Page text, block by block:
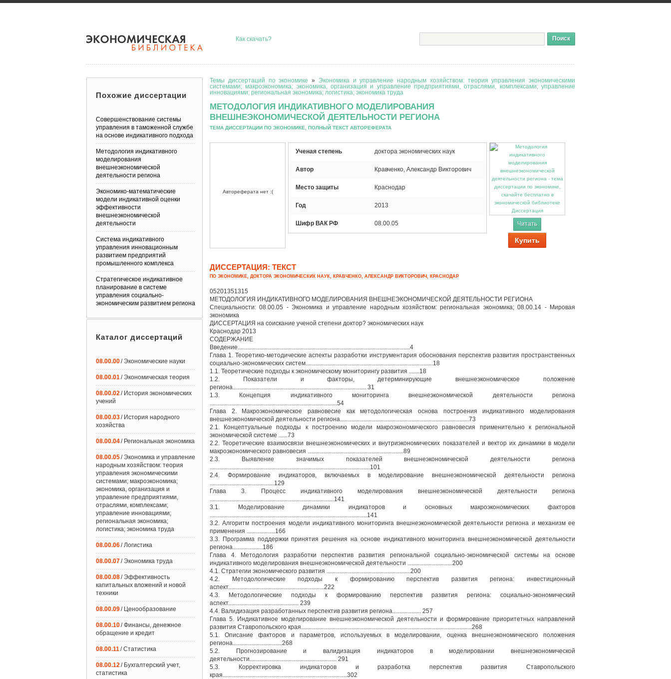
Как скачать?
Темы диссертаций по экономике » Экономика и управление народным хозяйством: теория управления экономическими
системами; макроэкономика; экономика, организация и управление предприятиями, отраслями, комплексами; управление
инновациями; региональная экономика; логистика; экономика труда
МЕТОДОЛОГИЯ ИНДИКАТИВНОГО МОДЕЛИРОВАНИЯ
ВНЕШНЕЭКОНОМИЧЕСКОЙ ДЕЯТЕЛЬНОСТИ РЕГИОНА
ТЕМА ДИССЕРТАЦИИ ПО ЭКОНОМИКЕ, ПОЛНЫЙ ТЕКСТ АВТОРЕФЕРАТА
Автореферата нет :(
Ученая степень доктора экономических наук
Автор Кравченко, Александр Викторович
Место защиты Краснодар
Год 2013
Шифр ВАК РФ 08.00.05
Диссертация
Читать
Купить
ДИССЕРТАЦИЯ: ТЕКСТ
ПО ЭКОНОМИКЕ, ДОКТОРА ЭКОНОМИЧЕСКИХ НАУК, КРАВЧЕНКО, АЛЕКСАНДР ВИКТОРОВИЧ, КРАСНОДАР
05201351315
МЕТОДОЛОГИЯ ИНДИКАТИВНОГО МОДЕЛИРОВАНИЯ ВНЕШНЕЭКОНОМИЧЕСКОЙ ДЕЯТЕЛЬНОСТИ РЕГИОНА
Специальности: 08.00.05 - Экономика и управление народным хозяйством: региональная экономика; 08.00.14 - Мировая
экономика
ДИССЕРТАЦИЯ на соискание ученой степени доктор? экономических наук
Краснодар 2013
СОДЕРЖАНИЕ
Введение...................................................................................................................4
Глава 1. Теоретико-методические аспекты разработки инструментария обоснования перспектив развития пространственных
социально-экономических систем.....................................................................................18
1.1. Теоретические подходы к экономическому мониторингу развития .......18
1.2. Показатели и факторы, детерминирующие внешнеэкономическое положение
региона......................................................................................... 31
1.3. Концепция индикативного мониторинга внешнеэкономической деятельности региона
.....................................................................................54
Глава 2. Макроэкономическое равновесие как методологическая основа построения индикативного моделирования
внешнеэкономической деятельности региона......................................................................................73
2.1. Концептуальные подходы к построению модели макроэкономического равновесия применительно к региональной
экономической системе ......73
2.2. Теоретические взаимосвязи внешнеэкономических и внутриэкономических показателей и вектор их динамики в модели
макроэкономического равновесия ................................................................89
2.3. Выявление значимых показателей внешнеэкономической деятельности региона
...........................................................................................................101
2.4. Формирование индикаторов, включаемых в моделирование внешнеэкономической деятельности региона
...........................................129
Глава 3. Процесс индикативного моделирования внешнеэкономической деятельности региона
...................................................................................141
3.1. Моделирование динамики индикаторов и основных макроэкономических факторов
.........................................................................................................141
3.2. Алгоритм построения модели индикативного мониторинга внешнеэкономической деятельности региона и механизм ее
применения ...................166
3.3. Программа поддержки принятия решения на основе индикативного мониторинга внешнеэкономической деятельности
региона....................186
Глава 4. Методология разработки перспектив развития региональной социально-экономической системы на основе
индикативного моделирования внешнеэкономической деятельности ..............................200
4.1. Стратегии экономического развития ........................................................200
4.2. Методологические подходы к формированию перспектив развития региона: инвестиционный
аспект................................................................222
4.3. Методологические подходы к формированию перспектив развития региона: социально-экономический
аспект............................................... 239
4.4. Валидизация разработанных перспектив развития региона................... 257
Глава 5. Индикативное моделирование внешнеэкономической деятельности и формирование приоритетных направлений
развития Ставропольского края..................................................................................................................268
5.1. Описание факторов и параметров, используемых в моделировании, оценка внешнеэкономического положения
региона.................................268
5.2. Прогнозирование и валидизация индикаторов в моделировании внешнеэкономической
деятельности.......................................................... 291
5.3. Корректировка индикаторов и разработка перспектив развития Ставропольского
края...................................................................................302
Похожие диссертации
Совершенствование системы
управления в таможенной службе
на основе индикативного подхода
Методология индикативного
моделирования
внешнеэкономической
деятельности региона
Экономико-математические
модели индикативной оценки
эффективности
внешнеэкономической
деятельности
Система индикативного
управления инновационным
развитием предприятий
промышленного комплекса
Стратегическое индикативное
планирование в системе
управления социально-
экономическим развитием региона
Каталог диссертаций
08.00.00/ Экономические науки
08.00.01/ Экономическая теория
08.00.02/ История экономических
учений
08.00.03/ История народного
хозяйства
08.00.04/ Региональная экономика
08.00.05/ Экономика и управление
народным хозяйством: теория
управления экономическими
системами; макроэкономика;
экономика, организация и
управление предприятиями,
отраслями, комплексами;
управление инновациями;
региональная экономика;
логистика; экономика труда
08.00.06/ Логистика
08.00.07/ Экономика труда
08.00.08/ Эффективность
капитальных вложений и новой
техники
08.00.09/ Ценообразование
08.00.10/ Финансы, денежное
обращение и кредит
08.00.11/ Статистика
08.00.12/ Бухгалтерский учет,
статистика